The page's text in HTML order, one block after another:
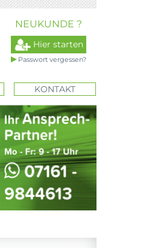
NEUKUNDE ?
Hier starten
Passwort vergessen?
KONTAKT